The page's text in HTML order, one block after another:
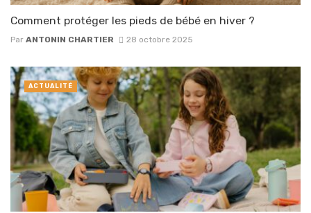
Comment protéger les pieds de bébé en hiver ?
Par ANTONIN CHARTIER 28 octobre 2025
ACTUALITÉ